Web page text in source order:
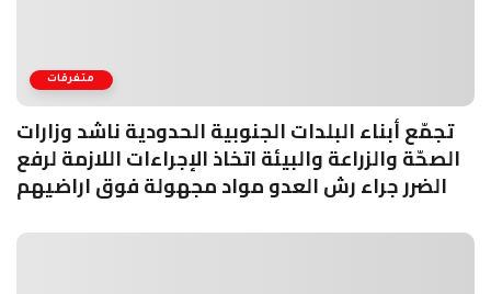
متفرقات
تجمّع أبناء البلدات الجنوبية الحدودية ناشد وزارات
الصحّة والزراعة والبيئة اتخاذ الإجراءات اللازمة لرفع
الضرر جراء رش العدو مواد مجهولة فوق اراضيهم